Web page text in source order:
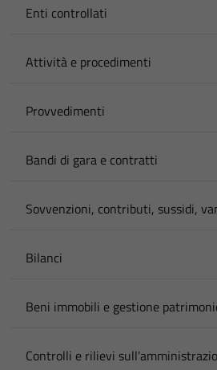
Enti controllati
Attività e procedimenti
Provvedimenti
Bandi di gara e contratti
Sovvenzioni, contributi, sussidi,
Bilanci
Beni immobili e gestione
Controlli e rilievi